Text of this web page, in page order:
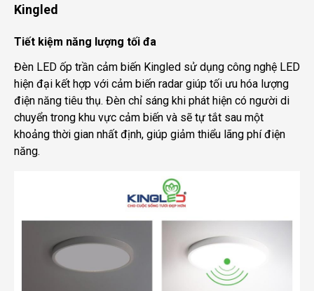
Kingled
Tiết kiệm năng lượng tối đa
Đèn LED ốp trần cảm biến Kingled sử dụng công nghệ LED
hiện đại kết hợp với cảm biến radar giúp tối ưu hóa lượng
điện năng tiêu thụ. Đèn chỉ sáng khi phát hiện có người di
chuyển trong khu vực cảm biến và sẽ tự tắt sau một
khoảng thời gian nhất định, giúp giảm thiểu lãng phí điện
năng.